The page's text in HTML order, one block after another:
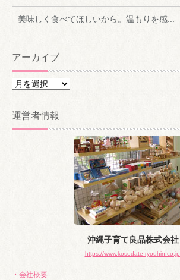
美味しく食べてほしいから。温もりを感...
アーカイブ
ア
カ
イ
運営者情報
沖縄子育て良品株式会社
https://www.kosodate-
・会社概要